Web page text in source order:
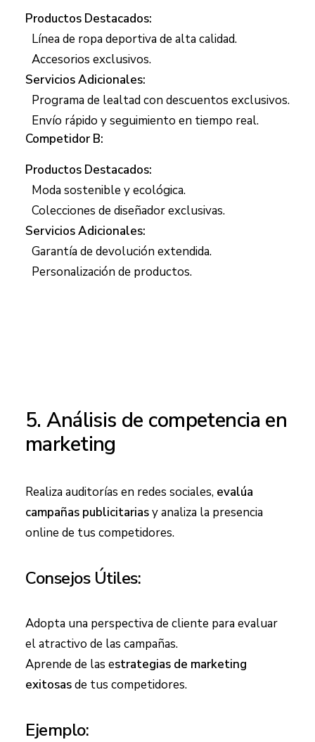
Productos Destacados:
Línea de ropa deportiva de alta calidad.
Accesorios exclusivos.
Servicios Adicionales:
Programa de lealtad con descuentos exclusivos.
Envío rápido y seguimiento en tiempo real.
Competidor B:
Productos Destacados:
Moda sostenible y ecológica.
Colecciones de diseñador exclusivas.
Servicios Adicionales:
Garantía de devolución extendida.
Personalización de productos.
5. Análisis de competencia en
marketing
Realiza auditorías en redes sociales, evalúa
campañas publicitariasy analiza la presencia
online de tus competidores.
Consejos Útiles:
Adopta una perspectiva de cliente para evaluar
el atractivo de las campañas.
Aprende de las estrategias de marketing
exitosasde tus competidores.
Ejemplo: